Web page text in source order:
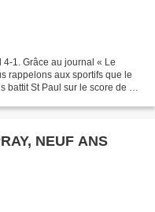
1. Grâce au journal « Le
rappelons aux sportifs que le
battit St Paul sur le score de 4-
NEUF ANS